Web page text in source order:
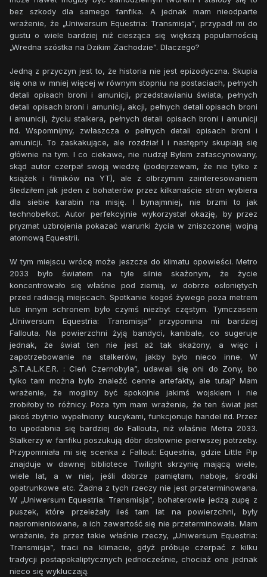
bez szkody dla samego fanfika. A jednak mam nieodparte
wrażenie, że „Uniwersum Equestria: Transmisja”, przypadł mi do
gustu o wiele bardziej niż ciesząca się większą popularnością
„Wredna szóstka na Dzikim Zachodzie”. Dlaczego?
Jedną z przyczyn jest to, że historia nie jest epizodyczna. Skupia
się ona w mniej więcej w równym stopniu na postaciach, pełnych
detali opisach broni i amunicji, przedstawianiu świata, pełnych
detali opisach broni i amunicji, akcji, pełnych detali opisach broni
i amunicji, życiu stalkera, pełnych detali opisach broni i amunicji
itd. Wspomnijmy, zwłaszcza o pełnych detali opisach broni i
amunicji. To zaskakujące, ale rozdział I i następny skupiają się
głównie na tym. I co ciekawe, nie nudzą! Byłem zafascynowany,
skąd autor czerpał swoją wiedzę (podejrzewam, że nie tylko z
książek i filmików na YT), ale z olbrzymim zainteresowaniem
śledziłem jak jeden z bohaterów przez kilkanaście stron wybiera
dla siebie karabin na misję. I bynajmniej, nie brzmi to jak
technobełkot. Autor perfekcyjnie wykorzystał okazję, by przez
pryzmat uzbrojenia pokazać warunki życia w zniszczonej wojną
atomową Equestrii.
W tym miejscu wrócę może jeszcze do klimatu opowieści. Metro
2033 było światem na tyle silnie skażonym, że życie
koncentrowało się właśnie pod ziemią, w dobrze osłoniętych
przed radiacją miejscach. Spotkanie kogoś żywego poza metrem
lub innym schronem było czymś niezbyt częstym. Tymczasem
„Uniwersum Equestria: Transmisja” przypomina mi bardziej
Fallouta. Na powierzchni żyją bandyci, kanibale, co sugeruje
jednak, że świat ten nie jest aż tak skażony, a więc i
zapotrzebowanie na stalkerów, jakby było nieco inne. W
„S.T.A.L.K.E.R. : Cień Czernobyla”, udawali się oni do Zony, bo
tylko tam można było znaleźć cenne artefakty, ale tutaj? Mam
wrażenie, że mogliby być spokojnie jakimś wojskiem i nie
zrobiłoby to różnicy. Poza tym mam wrażenie, że ten świat jest
jakoś zbytnio wypełniony kucykami, funkcjonuje handel itd. Przez
to upodabnia się bardziej do Fallouta, niż właśnie Metra 2033.
Stalkerzy w fanfiku poszukują dóbr dosłownie pierwszej potrzeby.
Przypomniała mi się scenka z Fallout: Equestria, gdzie Little Pip
znajduje w dawnej bibliotece Twilight skrzynię mającą wiele,
wiele lat, a w niej, jeśli dobrze pamiętam, naboje, środki
opatrunkowe etc. Żadna z tych rzeczy nie jest przeterminowana.
W „Uniwersum Equestria: Transmisja”, bohaterowie jedzą zupę z
puszek, które przeleżały ileś tam lat na powierzchni, były
napromieniowane, a ich zawartość się nie przeterminowała. Mam
wrażenie, że przez takie właśnie rzeczy, „Uniwersum Equestria:
Transmisja”, traci na klimacie, gdyż próbuje czerpać z kilku
tradycji postapokaliptycznych jednocześnie, chociaż one jednak
nieco się wykluczają.